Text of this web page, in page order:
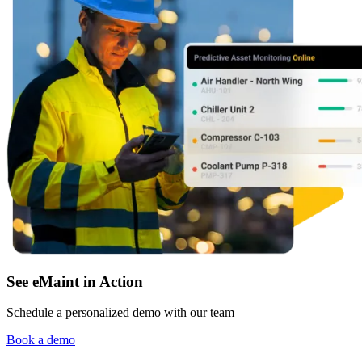
Software CMMS
Simplifica la gestión del mantenimiento
Manufactura
Discreta y de proceso — OEE, tiempo de inactividad,
See eMaint in Action
Schedule a personalized demo with our team
Book a demo